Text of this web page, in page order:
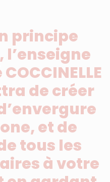
principe
de créer
et de
tous les
à votre